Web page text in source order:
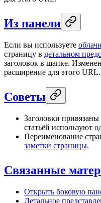
Из панели
Если вы используете
страницу в детальном
заголовок в шапке.
расширение для этого URL.
Советы
Заголовки привязаны
статьёй используют
Переименование
заметки страницы.
Связанные
Открыть боковую
Детальное